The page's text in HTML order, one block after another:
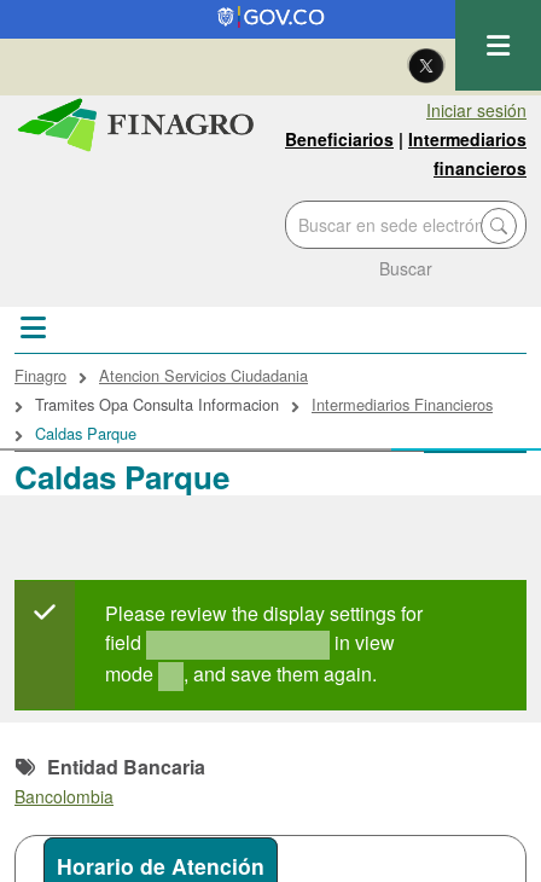
Pasar al contenido principal
| Eng
Iniciar sesión
Beneficiarios | Intermediarios
financieros
Buscar
Caldas Parque
enlaces de ayuda a la
Finagro
Atencion Servicios Ciudadania
Tramites Opa Consulta Informacion
Intermediarios Financieros
Caldas Parque
Mensaje de estado
Please review the display settings for
field
in view
mode
, and save them again.
Entidad Bancaria
Bancolombia
Horario de Atención